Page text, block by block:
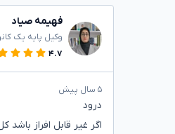
فهیمه صیاد
وکیل پایه یک
۴.۷
۵ سال پیش
درود
اگر غیر قابل افراز